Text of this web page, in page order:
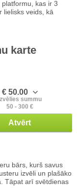
kas ir 3
lielisks veids, kā
karte
€ 50.00
summu
50 - 300 €
Atvērt
bārs, kurš savus
izvēli un plašāko
Tāpat arī svētdienas